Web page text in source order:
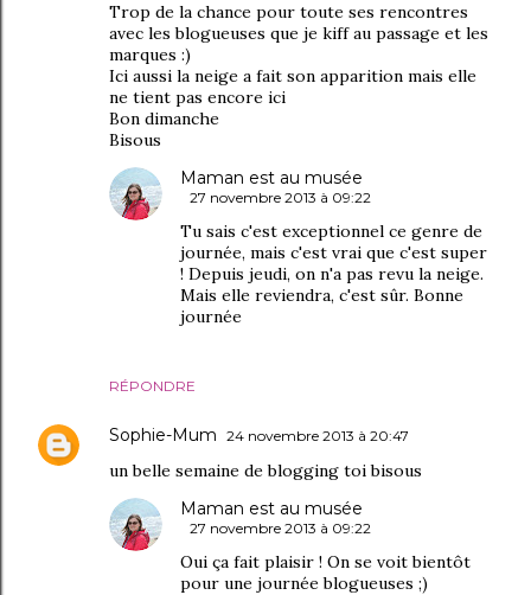
Trop de la chance pour toute ses rencontres
avec les blogueuses que je kiff au passage et les
marques :)
Ici aussi la neige a fait son apparition mais elle
ne tient pas encore ici
Bon dimanche
Bisous
RÉPONDRE
Maman est au musée
27 novembre 2013 à 09:22
Tu sais c'est exceptionnel ce genre de
journée, mais c'est vrai que c'est super
! Depuis jeudi, on n'a pas revu la neige.
Mais elle reviendra, c'est sûr. Bonne
journée
Sophie-Mum 24 novembre 2013 à 20:47
un belle semaine de blogging toi bisous
Maman est au musée
27 novembre 2013 à 09:22
Oui ça fait plaisir ! On se voit bientôt
pour une journée blogueuses ;)